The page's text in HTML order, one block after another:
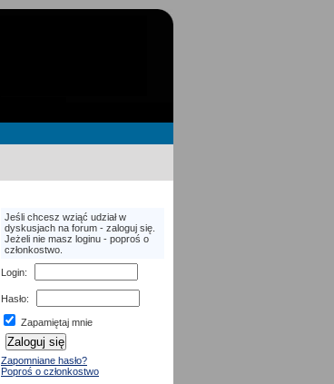
Jeśli chcesz wziąć udział w
dyskusjach na forum - zaloguj się.
Jeżeli nie masz loginu - poproś o
członkostwo.
Login:
Hasło:
Zapamiętaj mnie
Zapomniane hasło?
Poproś o członkostwo